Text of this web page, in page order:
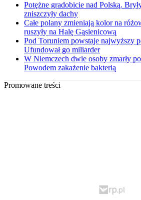
Potężne gradobicie nad Polską.
zniszczyły dachy
Całe polany zmieniają kolor na
ruszyły na Halę Gąsienicową
Pod Toruniem powstaje najwyższy
Ufundował go miliarder
W Niemczech dwie osoby zmarły
Powodem zakażenie bakterią
Promowane treści